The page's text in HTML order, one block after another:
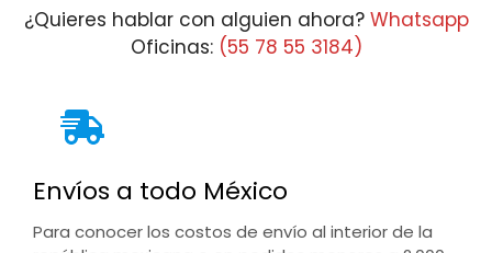
¿Quieres hablar con alguien ahora? Whatsapp
Oficinas: (55 78 55 3184)
Envíos a todo México
Para conocer los costos de envío al interior de la